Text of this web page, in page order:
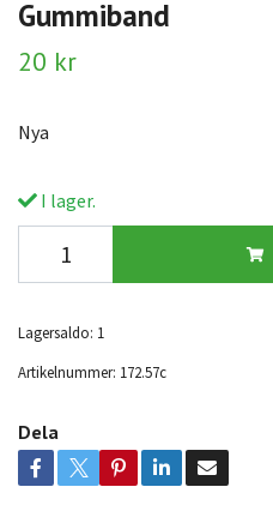
Gummiband
20 kr
Nya
I lager.
Lagersaldo: 1
Artikelnummer: 172.57c
Dela